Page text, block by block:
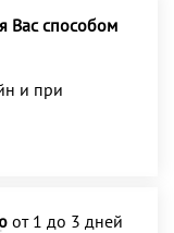
Вас способом
и при
от 1 до 3 дней